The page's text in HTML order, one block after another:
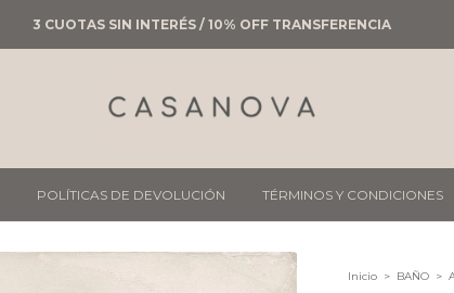
3 CUOTAS SIN INTERÉS / 10% OFF TRANSFERENCIA
POLÍTICAS DE DEVOLUCIÓN TÉRMINOS Y CONDICIONES
Inicio > BAÑO >